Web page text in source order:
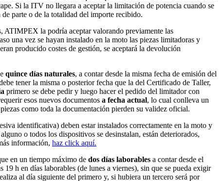
Si la ITV no llegara a aceptar la limitación de potencia cuando se
parte o de la totalidad del importe recibido.
ATIMPEX la podría aceptar valorando previamente las
una vez se hayan instalado en la moto las piezas limitadoras y
producido costes de gestión, se aceptará la devolución
quince días naturales, a contar desde la misma fecha de emisión del
tener la misma o posterior fecha que la del Certificado de Taller,
primero se debe pedir y luego hacer el pedido del limitador con
esos nuevos documentos a fecha actual, lo cual conlleva un
como toda la documentación pierden su validez oficial.
identificativa) deben estar instalados correctamente en la moto y
o todos los dispositivos se desinstalan, están deteriorados,
información, haz click aquí.
en un tiempo máximo de dos días laborables a contar desde el
h en días laborables (de lunes a viernes), sin que se pueda exigir
al día siguiente del primero y, si hubiera un tercero será por